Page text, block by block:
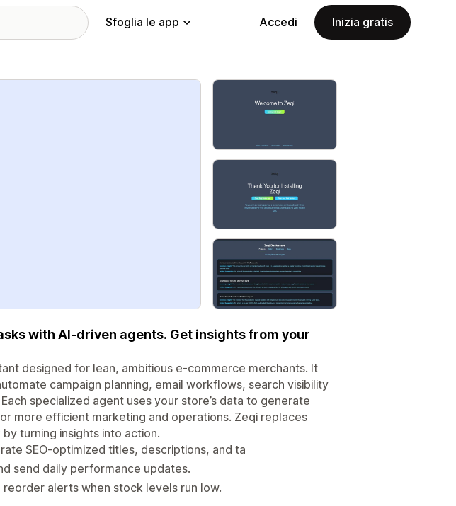
Sfoglia le app Accedi Inizia gratis
with AI-driven agents. Get insights from your
designed for lean, ambitious e-commerce merchants. It
campaign planning, email workflows, search visibility
specialized agent uses your store’s data to generate
more efficient marketing and operations. Zeqi replaces
turning insights into action.
SEO-optimized titles, descriptions, and ta
send daily performance updates.
alerts when stock levels run low.